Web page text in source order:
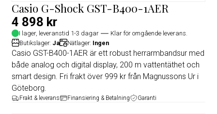
Casio G-Shock GST-B400-1AER
4 898 kr
I lager, leveranstid 1-3 dagar
Klar för omgående leverans.
Butikslager: Ja Nätlager: Ingen
Casio GST-B400-1AER är ett robust herrarmbandsur med
både analog och digital display, 200 m vattentäthet och
smart design. Fri frakt över 999 kr från Magnussons Ur i
Göteborg.
Frakt & leverans Finansiering & Betalning Garanti